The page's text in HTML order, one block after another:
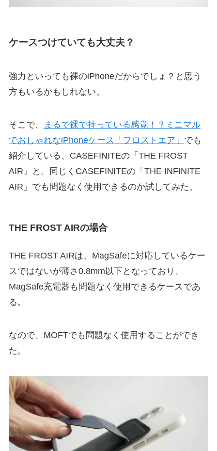
ケースつけていても大丈夫？
強力といっても裸のiPhoneだからでしょ？と思う
方もいるかもしれない。
そこで、
まるで裸で持っている感覚！？ミニマル
でおしゃれなiPhoneケース「フロストエア」 でも
紹介している、CASEFINITEの「THE FROST
AIR」と、同じくCASEFINITEの「THE INFINITE
AIR」でも問題なく使用できるのか試してみた。
THE FROST AIRの場合
THE FROST AIRは、MagSafeに対応しているケー
スではないが薄さ0.8mm以下となっており、
MagSafe充電器も問題なく使用できるケースであ
る。
なので、MOFTでも問題なく使用することができ
た。